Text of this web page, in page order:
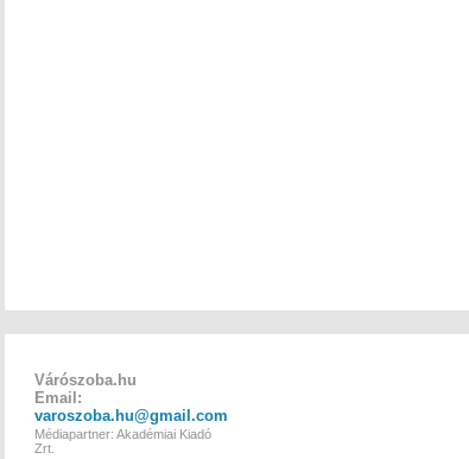
Várószoba.hu
Email:
varoszoba.hu@gmail.com
Médiapartner: Akadémiai Kiadó
Zrt.